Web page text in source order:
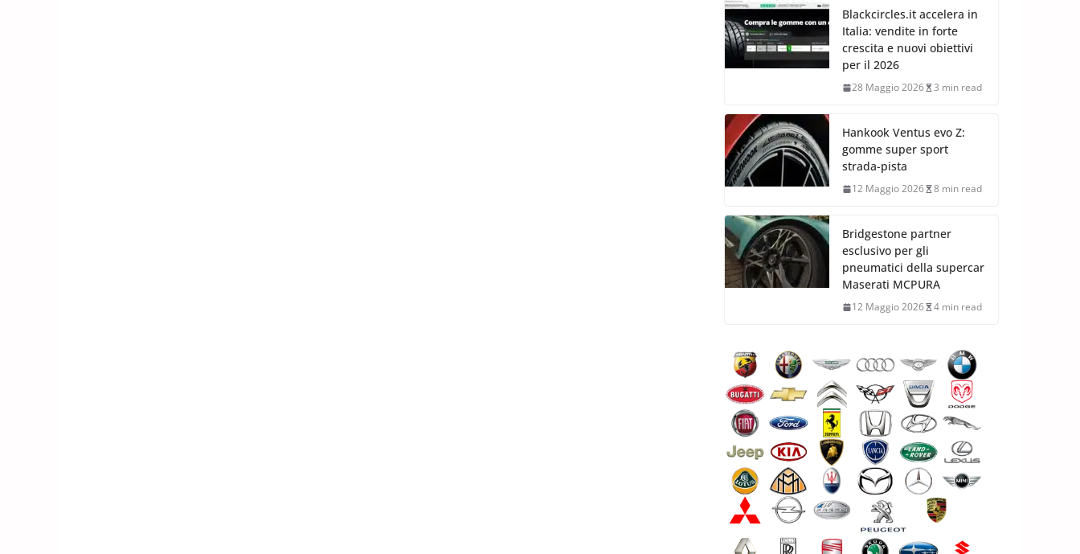
Blackcircles.it accelera in
Italia: vendite in forte
crescita e nuovi obiettivi
per il 2026
28 Maggio 2026 3 min read
Hankook Ventus evo Z:
gomme super sport
strada-pista
12 Maggio 2026 8 min read
Bridgestone partner
esclusivo per gli
pneumatici della supercar
Maserati MCPURA
12 Maggio 2026 4 min read